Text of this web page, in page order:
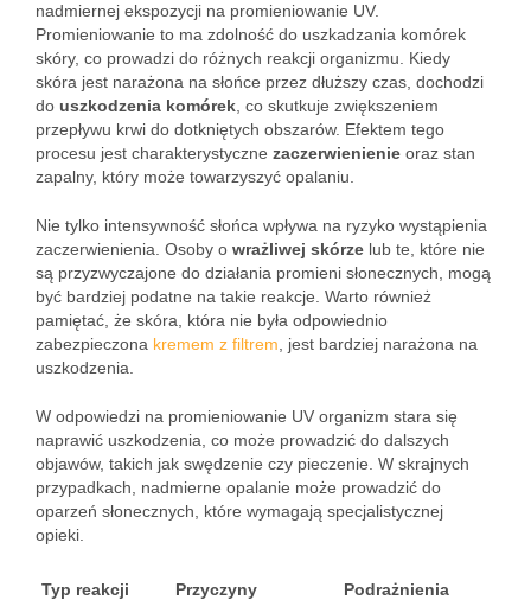
nadmiernej ekspozycji na promieniowanie UV.
Promieniowanie to ma zdolność do uszkadzania komórek
skóry, co prowadzi do różnych reakcji organizmu. Kiedy
skóra jest narażona na słońce przez dłuższy czas, dochodzi
do uszkodzenia komórek , co skutkuje zwiększeniem
przepływu krwi do dotkniętych obszarów. Efektem tego
procesu jest charakterystyczne zaczerwienienie oraz stan
zapalny, który może towarzyszyć opalaniu.
Nie tylko intensywność słońca wpływa na ryzyko wystąpienia
zaczerwienienia. Osoby o wrażliwej skórze lub te, które nie
są przyzwyczajone do działania promieni słonecznych, mogą
być bardziej podatne na takie reakcje. Warto również
pamiętać, że skóra, która nie była odpowiednio
zabezpieczona kremem z filtrem , jest bardziej narażona na
uszkodzenia.
W odpowiedzi na promieniowanie UV organizm stara się
naprawić uszkodzenia, co może prowadzić do dalszych
objawów, takich jak swędzenie czy pieczenie. W skrajnych
przypadkach, nadmierne opalanie może prowadzić do
oparzeń słonecznych, które wymagają specjalistycznej
opieki.
Typ reakcji Przyczyny Podrażnienia